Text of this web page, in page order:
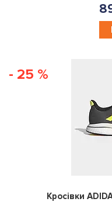
- 25 %
Кросівки